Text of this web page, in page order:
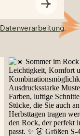
Datenverarbeitung.